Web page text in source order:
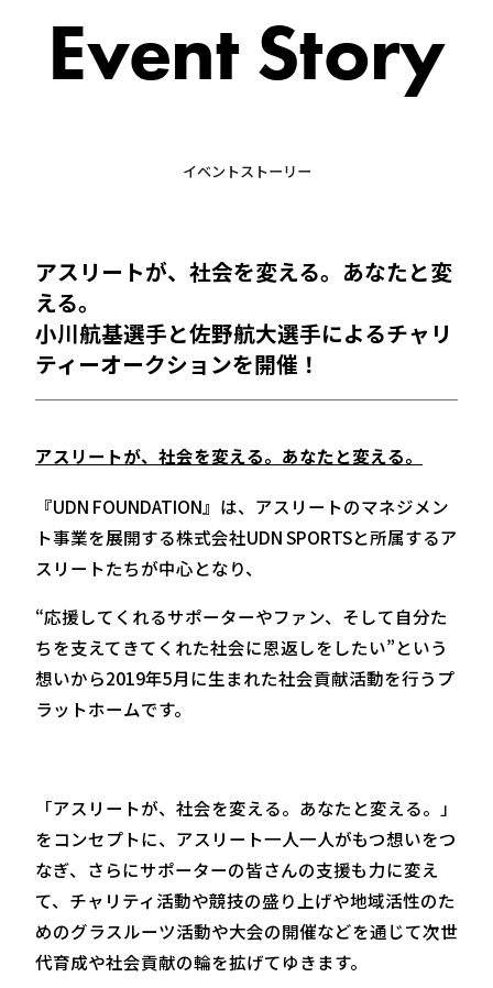
Event Story
イベントストーリー
アスリートが、社会を変える。あなたと変
える。
小川航基選手と佐野航大選手によるチャリ
ティーオークションを開催！
アスリートが、社会を変える。あなたと変える。
『UDN FOUNDATION』は、アスリートのマネジメン
ト事業を展開する株式会社UDN SPORTSと所属するア
スリートたちが中心となり、
“応援してくれるサポーターやファン、そして自分た
ちを支えてきてくれた社会に恩返しをしたい”という
想いから2019年5月に生まれた社会貢献活動を行うプ
ラットホームです。
「アスリートが、社会を変える。あなたと変える。」
をコンセプトに、アスリート一人一人がもつ想いをつ
なぎ、さらにサポーターの皆さんの支援も力に変え
て、チャリティ活動や競技の盛り上げや地域活性のた
めのグラスルーツ活動や大会の開催などを通じて次世
代育成や社会貢献の輪を拡げてゆきます。